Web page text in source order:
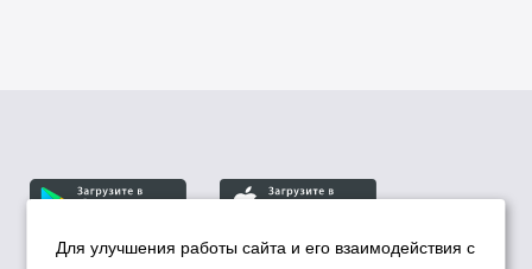
Для улучшения работы сайта и его взаимодействия с